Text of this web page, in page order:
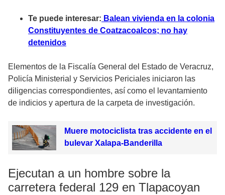
Te puede interesar: Balean vivienda en la colonia
Constituyentes de Coatzacoalcos; no hay
detenidos
Elementos de la Fiscalía General del Estado de Veracruz,
Policía Ministerial y Servicios Periciales iniciaron las
diligencias correspondientes, así como el levantamiento
de indicios y apertura de la carpeta de investigación.
Muere motociclista tras accidente en el
bulevar Xalapa-Banderilla
Ejecutan a un hombre sobre la
carretera federal 129 en Tlapacoyan